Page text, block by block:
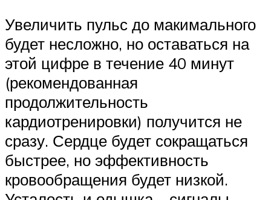
Увеличить пульс до макимального
будет несложно, но оставаться на
этой цифре в течение 40 минут
(рекомендованная
продолжительность
кардиотренировки) получится не
сразу. Сердце будет сокращаться
быстрее, но эффективность
кровообращения будет низкой.